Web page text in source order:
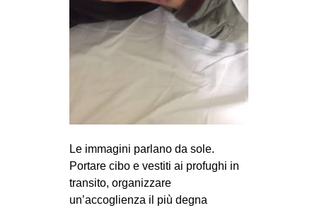
Le immagini parlano da sole.
Portare cibo e vestiti ai profughi in
transito, organizzare
un’accoglienza il più degna